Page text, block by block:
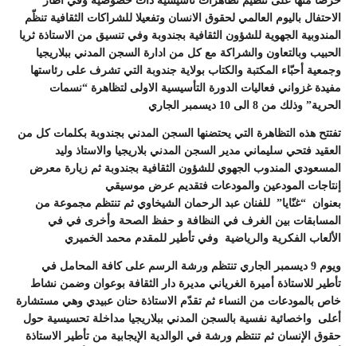
الاحتفال باليوم العالمي لحقوق الانسان وتفعيلا للشراكات الثقافية تنظّم
المندوبية الجهوية للشؤون الثقافية بجندوبة وفي تنسيق من الاستاذة ثريا
الحبيب وبالتعاون والشراكة مع كل من ادارة السجن المدني ببلاريجيا
وجمعية أحبّاء المكتبة والكتاب بولاية جندوبة التي تشرف على رئاستها
مفيدة غزواني فعاليات الدورة التأسيسية الاولى لتظاهرة “نسمات
الحرية” وذلك من 8 الى 10 ديسمبر الجاري
تفتتح هذه التظاهرة التي يحتضنها السجن المدني بجندوبة بكلمات كل من
العقيد فتحي سليماني مدير السجن المدني بلاريجيا والاستاذ وليد
المسعودي المندوب الجهوي للشؤون الثقافية بجندوبة ثم زيارة معرض
إنتاجات المودعين والمودعات فتقديم عرض موسيقي
بعنوان “غنّايا” للفنان عبد الرحمان الشيخاوي ثم تنتظم مجموعة من
المسابقات بين الغرف في النظافة و حفظ الصحة وأخرى في في
الألعاب الفكرية والرياضية وفي تأطير للمقدم محمد الخميري
ويوم 9 ديسمبر الجاري تنتظم ورشة الرسم على كافة المحامل في
تأطير للاستاذة أميرة الغرياني مديرة دار الثقافة بوعوان وضمن نشاط
خاص بالمودعات من النساء ثم تقدّم الاستاذة حنان عبيدي وهي مستشارة
أعلى واخصائية نفسية بالسجن المدني ببلاريجيا مداخلة تحسيسية حول
حقوق الإنسان ثم تنتظم ورشة في الوالدية الإيجابية من تأطير الاستاذة